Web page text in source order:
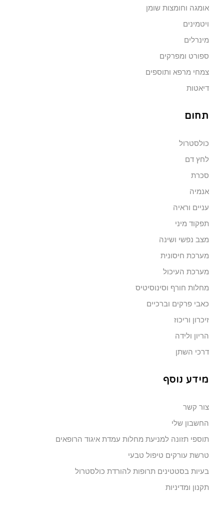
אומגה וחומצות שומן
ויטמינים
מינרלים
ספורט ומפרקים
צמחי מרפא ותוספים
דיאטות
תחום
כולסטרול
לחץ דם
סכרת
אנמיה
עניים וראיה
תפקוד מיני
מצב נפשי ושינה
מערכת חיסונית
מערכת העיכול
מחלות חורף וסינוסיטיס
כאבי פרקים וברכיים
זיכרון וריכוז
הריון ולידה
דרכי השתן
מידע נוסף
צור קשר
החשבון שלי
תוספי תזונה למניעת מחלות עמדת איגוד הרופאים
טרשת עורקים טיפול טבעי
בעיות בסטטינים תרופות להורדת כולסטרול
תקנון ומדיניות